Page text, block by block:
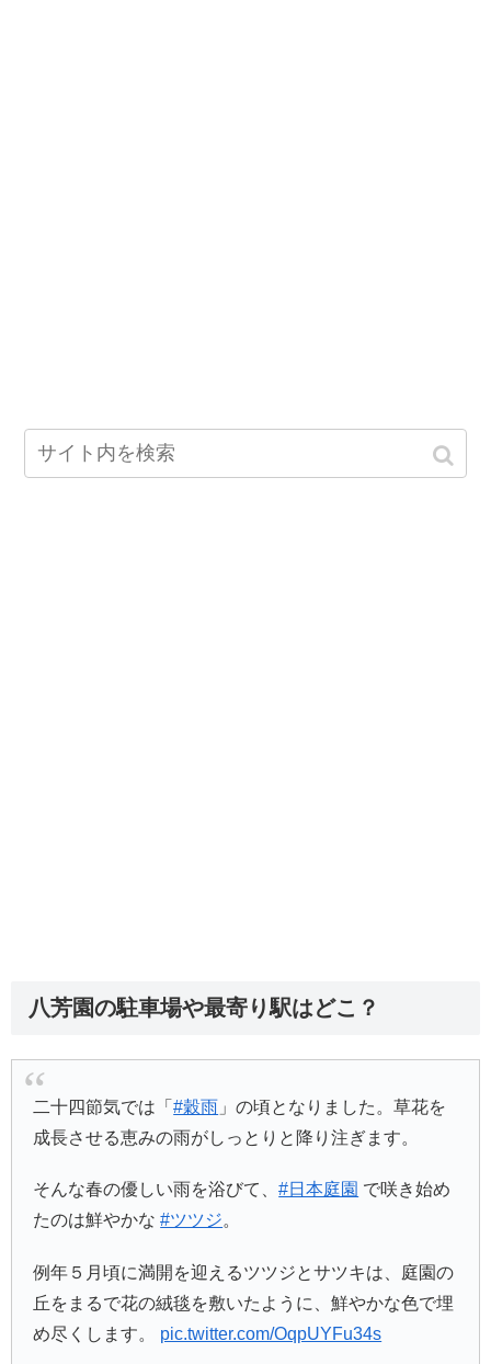
八芳園の駐車場や最寄り駅はどこ？
二十四節気では「#穀雨 」の頃となりました。草花を
成長させる恵みの雨がしっとりと降り注ぎます。
そんな春の優しい雨を浴びて、#日本庭園 で咲き始め
たのは鮮やかな#ツツジ。
例年５月頃に満開を迎えるツツジとサツキは、庭園の
丘をまるで花の絨毯を敷いたように、鮮やかな色で埋
め尽くします。 pic.twitter.com/OqpUYFu34s